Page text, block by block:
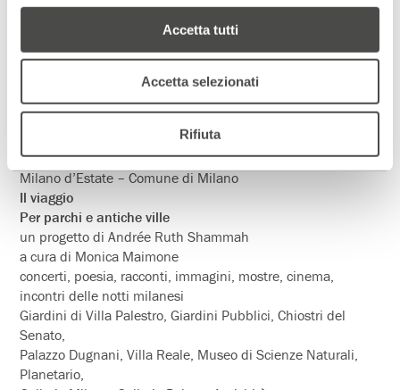
Accetta tutti
Accetta selezionati
Rifiuta
di Pierre Klossowski
con Valeria Magli, Schiro Daimon
1 – 16 luglio 1986
Milano d’Estate – Comune di Milano
Il viaggio
Per parchi e antiche ville
un progetto di Andrée Ruth Shammah
a cura di Monica Maimone
concerti, poesia, racconti, immagini, mostre, cinema,
incontri delle notti milanesi
Giardini di Villa Palestro, Giardini Pubblici, Chiostri del
Senato,
Palazzo Dugnani, Villa Reale, Museo di Scienze Naturali,
Planetario,